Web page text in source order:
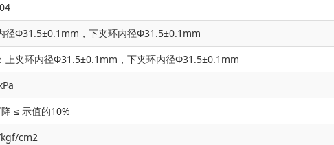
径Φ31.5±0.1mm，下夹环内径Φ31.5±0.1mm
上夹环内径Φ31.5±0.1mm，下夹环内径Φ31.5±0.1mm
≤ 示值的10%
cm2